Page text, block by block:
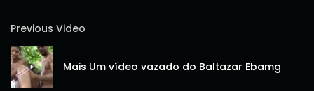
Previous Video
Mais Um vídeo vazado do Baltazar Ebamg